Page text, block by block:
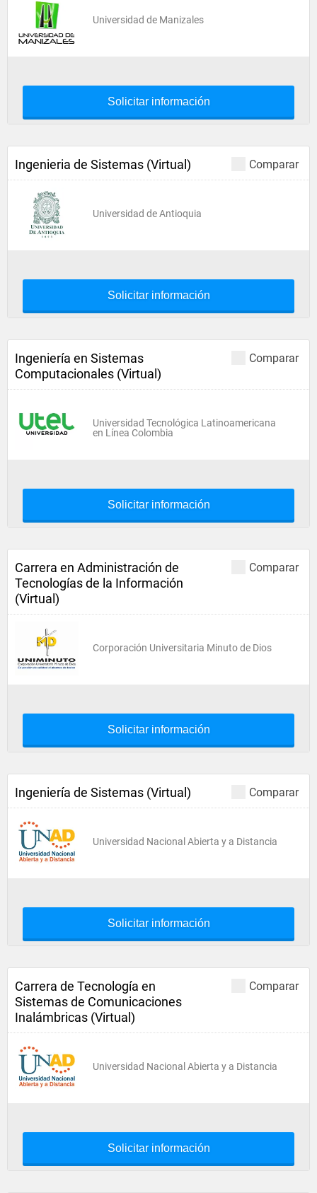
Universidad de Manizales
Solicitar información
Comparar
Ingenieria de Sistemas (Virtual)
Universidad de Antioquia
Solicitar información
Comparar
Ingeniería en Sistemas
Computacionales (Virtual)
Universidad Tecnológica Latinoamericana
en Línea Colombia
Solicitar información
Comparar
Carrera en Administración de
Tecnologías de la Información
(Virtual)
Corporación Universitaria Minuto de Dios
Solicitar información
Comparar
Ingeniería de Sistemas (Virtual)
Universidad Nacional Abierta y a Distancia
Solicitar información
Comparar
Carrera de Tecnología en
Sistemas de Comunicaciones
Inalámbricas (Virtual)
Universidad Nacional Abierta y a Distancia
Solicitar información